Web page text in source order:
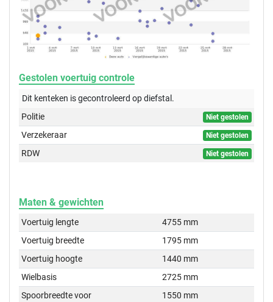
Gestolen voertuig controle
Dit kenteken is gecontroleerd opdiefstal.
Politie
Niet gestolen
Verzekeraar Niet gestolen
RDW Niet gestolen
Maten & gewichten
Voertuig lengte
4755 mm
Voertuig breedte
1795 mm
Voertuig hoogte
1440 mm
Wielbasis
2725 mm
Spoorbreedte voor
1550 mm